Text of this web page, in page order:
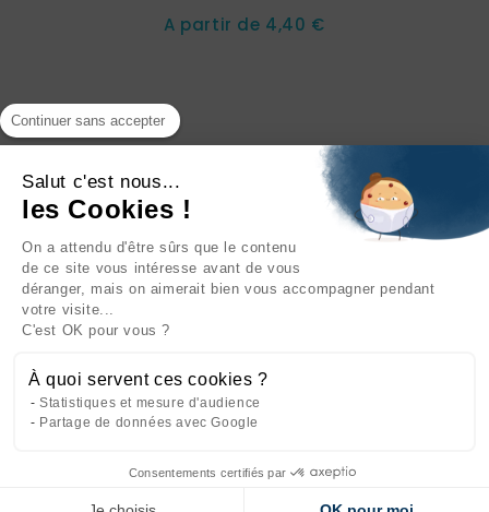
A partir de Prix
4,40 €
INFORMATIONS
NOTRE SOCIÉTÉ
NOS PRODUITS
CATÉGORIES
Site réalisé par l'agence web Makeo
Continuer sans accepter
Salut c'est nous...
les Cookies !
On a attendu d'être sûrs que le contenu
de ce site vous intéresse avant de vous
déranger, mais on aimerait bien vous accompagner pendant
votre visite...
C'est OK pour vous ?
À quoi servent ces cookies ?
Statistiques et mesure d'audience
Partage de données avec Google
Consentements certifiés par